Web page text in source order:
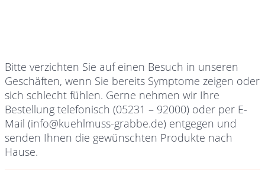
Bitte verzichten Sie auf einen Besuch in unseren
Geschäften, wenn Sie bereits Symptome zeigen oder
sich schlecht fühlen. Gerne nehmen wir Ihre
Bestellung telefonisch (05231 – 92000) oder per E-
Mail (info@kuehlmuss-grabbe.de) entgegen und
senden Ihnen die gewünschten Produkte nach
Hause.